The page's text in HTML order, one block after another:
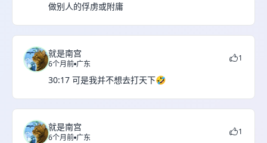
做别人的俘虏或附庸
就是南宫
6个月前 广东
1
30:17 可是我并不想去打天下🤣
就是南宫
6个月前 广东
1